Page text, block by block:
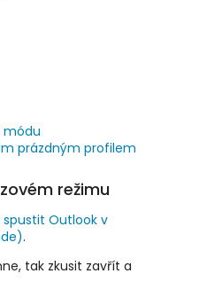
módu
prázdným profilem
režimu
spustit Outlook v
.
tak zkusit zavřít a